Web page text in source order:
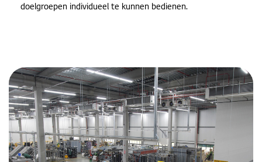
doelgroepen individueel te kunnen bedienen.